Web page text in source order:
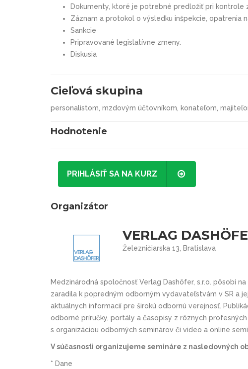
Dokumenty, ktoré je potrebné predložiť pri kontrole
Záznam a protokol o výsledku inšpekcie, opatrenia
Sankcie
Pripravované legislatívne zmeny.
Diskusia
Cieľová skupina
personalistom, mzdovým účtovníkom, konateľom,
Hodnotenie
PRIHLÁSIŤ SA NA KURZ
Organizátor
VERLAG
Železničiarska 13, Bratislava
Medzinárodná spoločnosť Verlag Dashöfer, s.r.o. pôsobí
zaradila k popredným odborným vydavateľstvám v SR a
aktuálnych informacií pre širokú odbornú verejnosť.
odborné príručky, portály a časopisy z rôznych
s organizáciou odborných seminárov či video a online
V súčasnosti organizujeme semináre z nasledovných
* Dane